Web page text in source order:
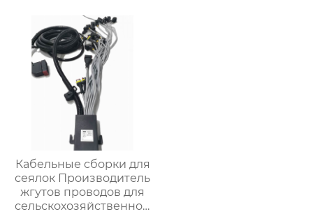
Кабельные сборки для
сеялок Производитель
жгутов проводов для
сельскохозяйственной